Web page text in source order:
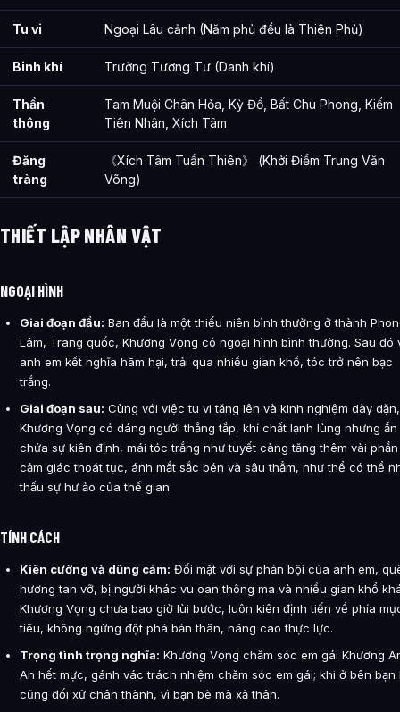
Tu vi Ngoại Lâu cảnh (Năm phủ đều là Thiên Phủ)
Binh khí Trường Tương Tư (Danh khí)
Thần
thông
Tam Muội Chân Hỏa, Kỳ Đồ, Bất Chu Phong, Kiếm
Tiên Nhân, Xích Tâm
Đăng
tràng
《Xích Tâm Tuần Thiên》 (Khởi Điểm Trung Văn
Võng)
THIẾT LẬP NHÂN VẬT
NGOẠI HÌNH
Giai đoạn đầu: Ban đầu là một thiếu niên bình thường ở thành
Lâm, Trang quốc, Khương Vọng có ngoại hình bình thường. Sau đó
anh em kết nghĩa hãm hại, trải qua nhiều gian khổ, tóc trở nên bạc
trắng.
Giai đoạn sau: Cùng với việc tu vi tăng lên và kinh nghiệm dày dặn,
Khương Vọng có dáng người thẳng tắp, khí chất lạnh lùng nhưng ẩn
chứa sự kiên định, mái tóc trắng như tuyết càng tăng thêm vài phần
cảm giác thoát tục, ánh mắt sắc bén và sâu thẳm, như thể có thể
thấu sự hư ảo của thế gian.
TÍNH CÁCH
Kiên cường và dũng cảm: Đối mặt với sự phản bội của anh em,
hương tan vỡ, bị người khác vu oan thông ma và nhiều gian khổ
Khương Vọng chưa bao giờ lùi bước, luôn kiên định tiến về phía
tiêu, không ngừng đột phá bản thân, nâng cao thực lực.
Trọng tình trọng nghĩa: Khương Vọng chăm sóc em gái Khương
An hết mực, gánh vác trách nhiệm chăm sóc em gái; khi ở bên bạn
cũng đối xử chân thành, vì bạn bè mà xả thân.